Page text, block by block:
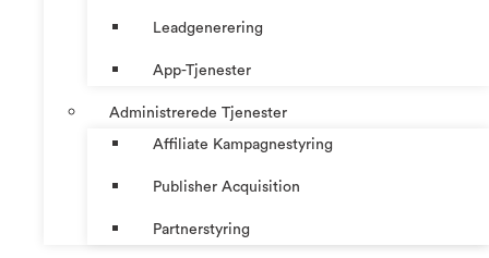
Leadgenerering
App-Tjenester
Administrerede Tjenester
Affiliate Kampagnestyring
Publisher Acquisition
Partnerstyring